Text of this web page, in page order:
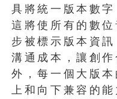
具將統一版本數
這將使所有的數
步被標示版本資
溝通成本，讓創
外，每一個大版
上和向下兼容的